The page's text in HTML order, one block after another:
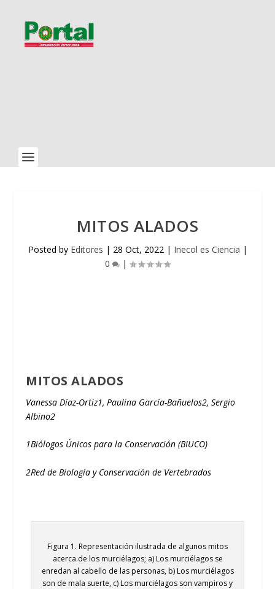
MITOS ALADOS
Posted by Editores | 28 Oct, 2022| Inecol es Ciencia |
0
|
MITOS ALADOS
Vanessa Díaz-Ortiz1, Paulina García-Bañuelos2, Sergio
Albino2
1Biólogos Únicos para la Conservación (BIUCO)
2Red de Biología y Conservación de Vertebrados
Figura 1. Representación ilustrada de algunos mitos
acerca de los murciélagos; a) Los murciélagos se
enredan al cabello de las personas, b) Los murciélagos
son de mala suerte, c) Los murciélagos son vampiros y